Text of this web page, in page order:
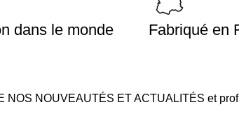
dans le monde
Fabriqué en
NOUVEAUTÉS ET ACTUALITÉS et